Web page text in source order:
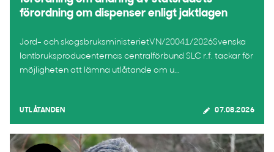
förordning om dispenser enligt jaktlagen
Jord- och skogsbruksministerietVN/20041/2026Svenska
lantbruksproducenternas centralförbund SLC r.f. tackar för
möjligheten att lämna utlåtande om u...
UTLÅTANDEN 07.08.2026